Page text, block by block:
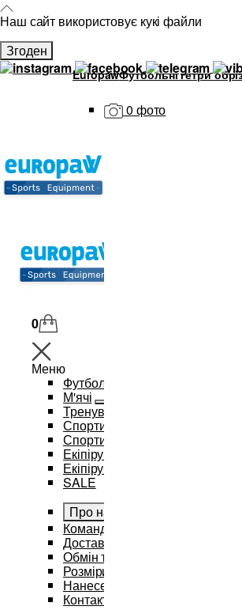
0
Меню
Футбол
М'ячі
Тренувальний інвентар та
Спортивний одяг
Спортивні рюкзаки та сумки
Екіпірування для баскетболу
Екіпірування для єдиноборств
SALE
Про нас
Командам
Доставка і оплата
Обмін та повернення
Розміри
Нанесення бренду
Контакти
Наш сайт використовує кукі файли
Згоден
EuropawФутбольні гетри
0 фото